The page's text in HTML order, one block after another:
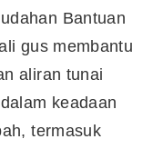
Bantuan
gus membantu
aliran tunai
keadaan
termasuk